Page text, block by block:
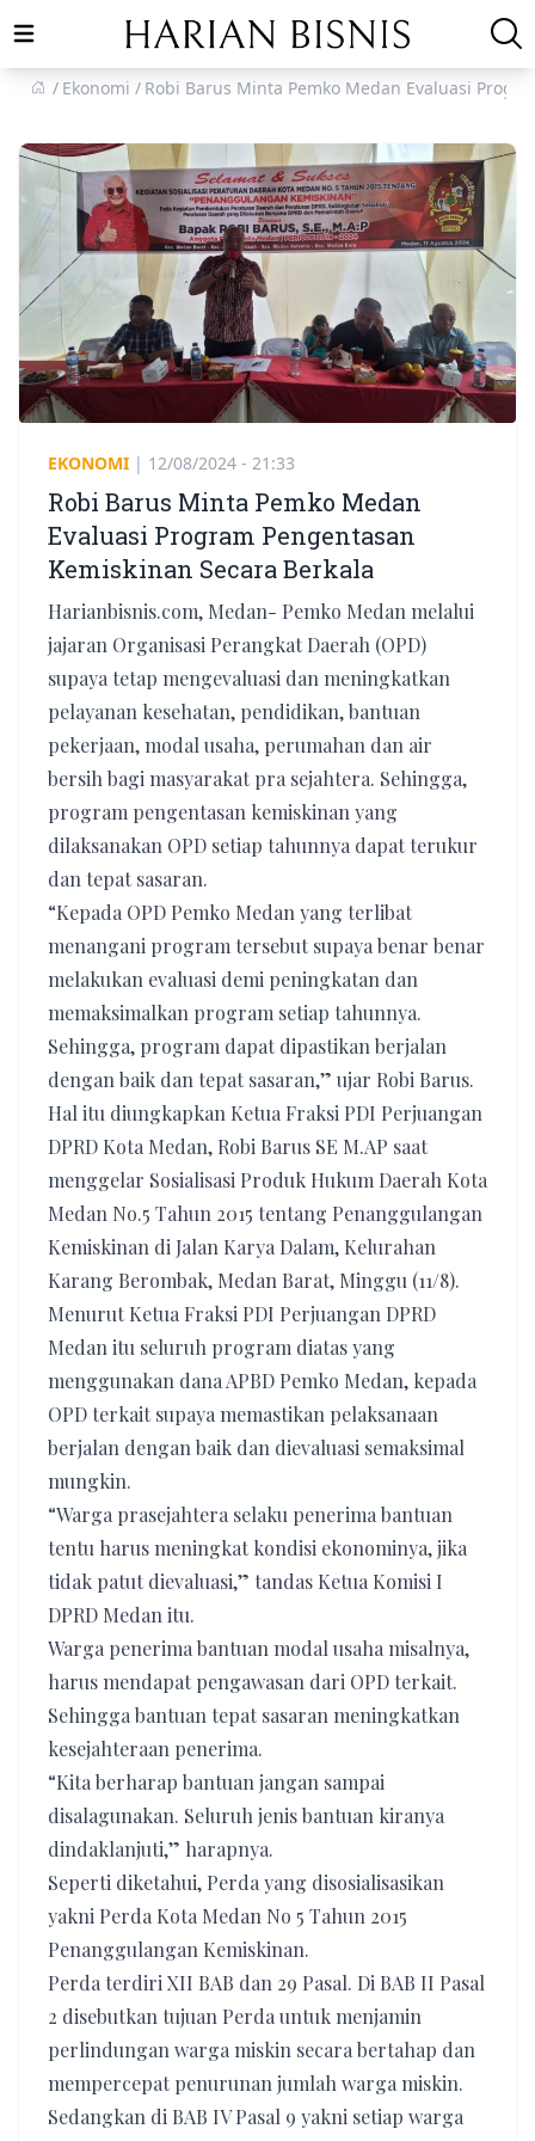
Open main menu
Ekonomi
Robi Barus Minta Pemko Medan Evaluasi
EKONOMI | 12/08/2024 - 21:33
Robi Barus Minta Pemko Medan
Evaluasi Program Pengentasan
Kemiskinan Secara Berkala
Harianbisnis.com, Medan- Pemko Medan melalui
jajaran Organisasi Perangkat Daerah (OPD)
supaya tetap mengevaluasi dan meningkatkan
pelayanan kesehatan, pendidikan, bantuan
pekerjaan, modal usaha, perumahan dan air
bersih bagi masyarakat pra sejahtera. Sehingga,
program pengentasan kemiskinan yang
dilaksanakan OPD setiap tahunnya dapat terukur
dan tepat sasaran.
“Kepada OPD Pemko Medan yang terlibat
menangani program tersebut supaya benar benar
melakukan evaluasi demi peningkatan dan
memaksimalkan program setiap tahunnya.
Sehingga, program dapat dipastikan berjalan
dengan baik dan tepat sasaran,” ujar Robi Barus.
Hal itu diungkapkan Ketua Fraksi PDI Perjuangan
DPRD Kota Medan, Robi Barus SE M.AP saat
menggelar Sosialisasi Produk Hukum Daerah Kota
Medan No.5 Tahun 2015 tentang Penanggulangan
Kemiskinan di Jalan Karya Dalam, Kelurahan
Karang Berombak, Medan Barat, Minggu (11/8).
Menurut Ketua Fraksi PDI Perjuangan DPRD
Medan itu seluruh program diatas yang
menggunakan dana APBD Pemko Medan, kepada
OPD terkait supaya memastikan pelaksanaan
berjalan dengan baik dan dievaluasi semaksimal
mungkin.
“Warga prasejahtera selaku penerima bantuan
tentu harus meningkat kondisi ekonominya, jika
tidak patut dievaluasi,” tandas Ketua Komisi I
DPRD Medan itu.
Warga penerima bantuan modal usaha misalnya,
harus mendapat pengawasan dari OPD terkait.
Sehingga bantuan tepat sasaran meningkatkan
kesejahteraan penerima.
“Kita berharap bantuan jangan sampai
disalagunakan. Seluruh jenis bantuan kiranya
dindaklanjuti,” harapnya.
Seperti diketahui, Perda yang disosialisasikan
yakni Perda Kota Medan No 5 Tahun 2015
Penanggulangan Kemiskinan.
Perda terdiri XII BAB dan 29 Pasal. Di BAB II Pasal
2 disebutkan tujuan Perda untuk menjamin
perlindungan warga miskin secara bertahap dan
mempercepat penurunan jumlah warga miskin.
Sedangkan di BAB IV Pasal 9 yakni setiap warga